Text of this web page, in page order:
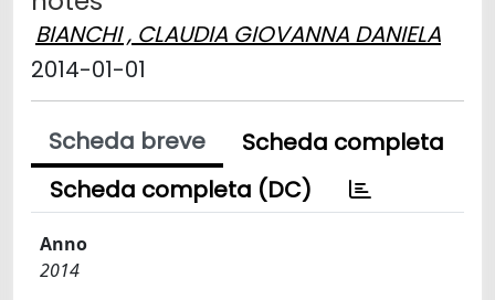
BIANCHI , CLAUDIA GIOVANNA DANIELA
2014-01-01
Scheda breve
Scheda completa
Scheda completa (DC)
Anno
2014